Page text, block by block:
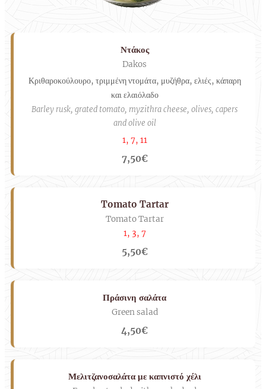
Ντάκος
Dakos
Κριθαροκούλουρο, τριμμένη ντομάτα, μυζήθρα, ελιές, κάπαρη
και ελαιόλαδο
Barley rusk, grated tomato, myzithra cheese, olives, capers
and olive oil
1, 7, 11
7,50€
Tomato Tartar
Tomato Tartar
1, 3, 7
5,50€
Πράσινη σαλάτα
Green salad
4,50€
Μελιτζανοσαλάτα με καπνιστό χέλι